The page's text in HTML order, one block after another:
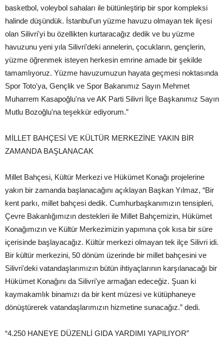
basketbol, voleybol sahaları ile bütünleştirip bir spor kompleksi
halinde düşündük. İstanbul'un yüzme havuzu olmayan tek ilçesi
olan Silivri'yi bu özellikten kurtaracağız dedik ve bu yüzme
havuzunu yeni yıla Silivri'deki annelerin, çocukların, gençlerin,
yüzme öğrenmek isteyen herkesin emrine amade bir şekilde
tamamlıyoruz. Yüzme havuzumuzun hayata geçmesi noktasında
Spor Toto'ya, Gençlik ve Spor Bakanımız Sayın Mehmet
Muharrem Kasapoğlu'na ve AK Parti Silivri İlçe Başkanımız Sayın
Mutlu Bozoğlu'na teşekkür ediyorum.”
MİLLET BAHÇESİ VE KÜLTÜR MERKEZİNE YAKIN BİR
ZAMANDA BAŞLANACAK
Millet Bahçesi, Kültür Merkezi ve Hükümet Konağı projelerine
yakın bir zamanda başlanacağını açıklayan Başkan Yılmaz, “Bir
kent parkı, millet bahçesi dedik. Cumhurbaşkanımızın tensipleri,
Çevre Bakanlığımızın destekleri ile Millet Bahçemizin, Hükümet
Konağımızın ve Kültür Merkezimizin yapımına çok kısa bir süre
içerisinde başlayacağız. Kültür merkezi olmayan tek ilçe Silivri idi.
Bir kültür merkezini, 50 dönüm üzerinde bir millet bahçesini ve
Silivri'deki vatandaşlarımızın bütün ihtiyaçlarının karşılanacağı bir
Hükümet Konağını da Silivri'ye armağan edeceğiz. Şuan ki
kaymakamlık binamızı da bir kent müzesi ve kütüphaneye
dönüştürerek vatandaşlarımızın hizmetine sunacağız.” dedi.
“4.250 HANEYE DÜZENLİ GIDA YARDIMI YAPILIYOR”